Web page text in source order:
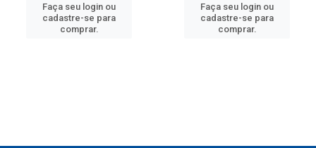
Faça seu login ou
cadastre-se para
comprar.
Faça seu login ou
cadastre-se para
comprar.